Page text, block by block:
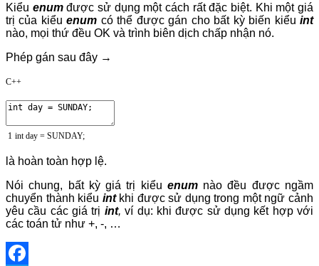
Kiểu enum được sử dụng một cách rất đặc biệt. Khi một giá
trị của kiểuenum có thể được gán cho bất kỳ biến kiểuint
nào, mọi thứ đều OK và trình biên dịch chấp nhận nó.
Phép gán sau đây →
C++
1 int day = SUNDAY;
là hoàn toàn hợp lệ.
Nói chung, bất kỳ giá trị kiểu enum nào đều được ngầm
chuyển thành kiểu int khi được sử dụng trong một ngữ cảnh
yêu cầu các giá trị int, ví dụ: khi được sử dụng kết hợp với
các toán tử như +, -, …